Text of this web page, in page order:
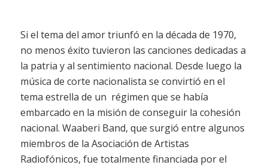
Si el tema del amor triunfó en la década de 1970,
no menos éxito tuvieron las canciones dedicadas a
la patria y al sentimiento nacional. Desde luego la
música de corte nacionalista se convirtió en el
tema estrella de un régimen que se había
embarcado en la misión de conseguir la cohesión
nacional. Waaberi Band, que surgió entre algunos
miembros de la Asociación de Artistas
Radiofónicos, fue totalmente financiada por el